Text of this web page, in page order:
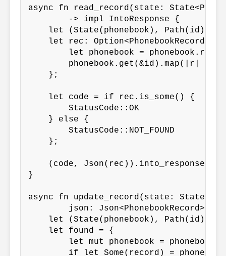
async fn read_record(state:
        -> impl IntoResponse {
let (State(phonebook), Path(id)) =
let rec: Option<PhonebookRecord> =
let phonebook =
phonebook.get(&id).map(|r|
    };
    let code = if rec.is_some() {
        StatusCode::OK
    } else {
        StatusCode::NOT_FOUND
    };
    (code, Json(rec)).into_response()
}
async fn update_record(state:
json: Json<PhonebookRecord>) -
let (State(phonebook), Path(id),
    let found = {
let mut phonebook =
if let Some(record) =